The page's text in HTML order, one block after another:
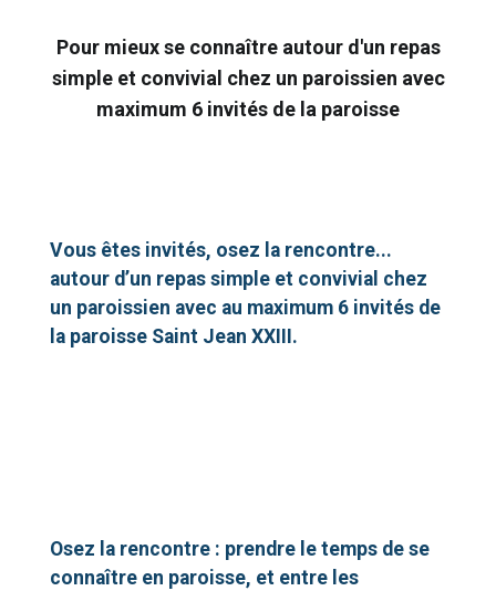
Pour mieux se connaître autour d'un repas
simple et convivial chez un paroissien avec
maximum 6 invités de la paroisse
Vous êtes invités, osez la rencontre...
autour d’un repas simple et convivial chez
un paroissien avec au maximum 6 invités de
la paroisse Saint Jean XXIII.
Osez la rencontre : prendre le temps de se
connaître en paroisse, et entre les